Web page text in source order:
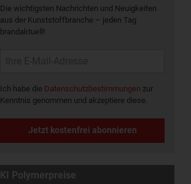
Die wichtigsten Nachrichten und Neuigkeiten
aus der Kunststoffbranche – jeden Tag
brandaktuell!
Ich habe die Datenschutzbestimmungen zur
Kenntnis genommen und akzeptiere diese.
Jetzt kostenfrei abonnieren
KI Polymerpreise